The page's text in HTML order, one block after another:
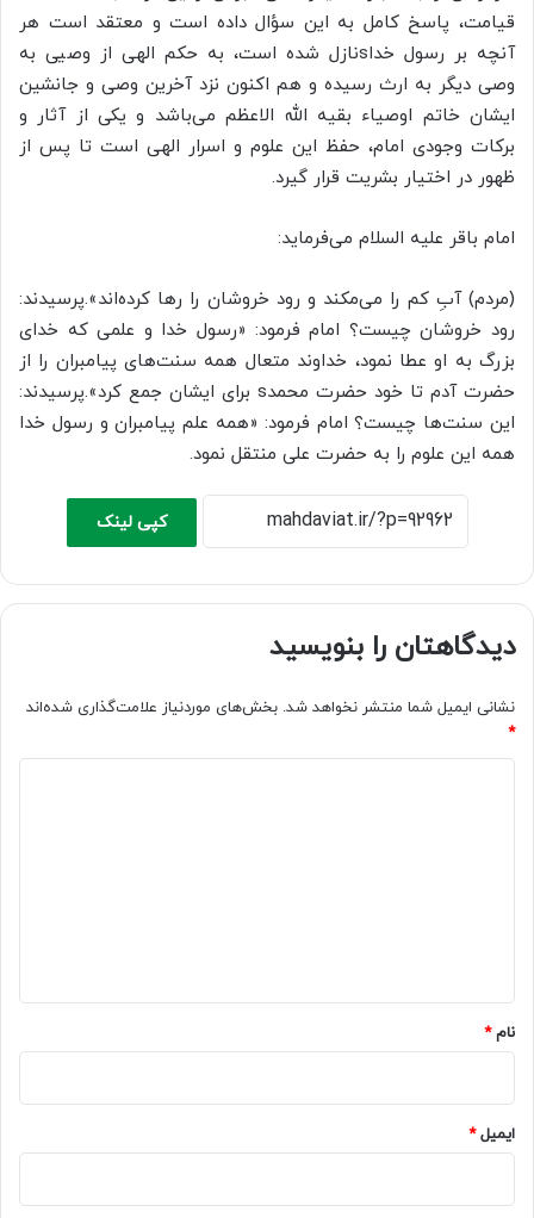
قیامت، پاسخ کامل به این سؤال داده است و معتقد است هر
آنچه بر رسول خداsنازل شده است، به حکم الهی از وصیی به
وصی دیگر به ارث رسیده و هم اکنون نزد آخرین وصی و جانشین
ایشان خاتم اوصیاء بقیه الله الاعظم می‌باشد و یکی از آثار و
برکات وجودی امام، حفظ این علوم و اسرار الهی است تا پس از
ظهور در اختیار بشریت قرار گیرد.
امام باقر علیه السلام می‌فرماید:
(مردم) آبِ کم را می‌مکند و رود خروشان را رها کرده‌اند».پرسیدند:
رود خروشان چیست؟ امام فرمود: «رسول خدا و علمی که خدای
بزرگ به او عطا نمود، خداوند متعال همه سنت‌های پیامبران را از
حضرت آدم تا خود حضرت محمدs برای ایشان جمع کرد».پرسیدند:
این سنت‌ها چیست؟ امام فرمود: «همه علم پیامبران و رسول خدا
همه این علوم را به حضرت علی منتقل نمود.
کپی لینک
دیدگاهتان را بنویسید
نشانی ایمیل شما منتشر نخواهد شد. بخش‌های موردنیاز علامت‌گذاری شده‌اند
*
نام*
ایمیل*